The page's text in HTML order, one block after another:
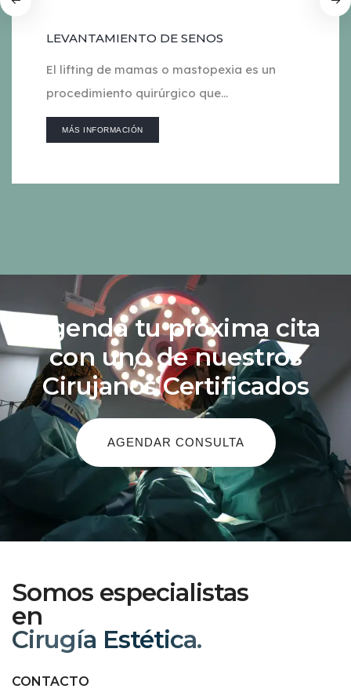
LEVANTAMIENTO DE SENOS
El lifting de mamas o mastopexia es un
procedimiento quirúrgico que...
MÁS INFORMACIÓN
Agenda tu próxima cita
con uno de nuestros
Cirujanos Certificados
AGENDAR CONSULTA
Somos especialistas
en
Cirugía Reconstructiva.
CONTACTO